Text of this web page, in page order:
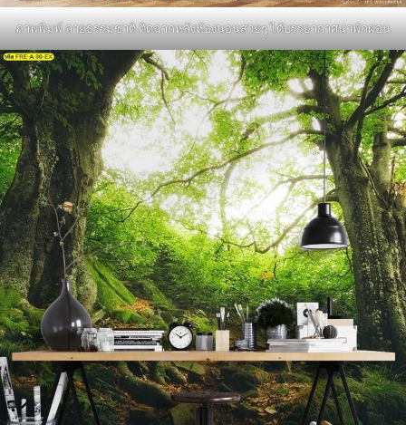
ภาพพิมพ์ ลายธรรมชาติ ติดฉากหลังห้องนอนสวยๆ ได้บรรยากาศน่าพักผ่อน